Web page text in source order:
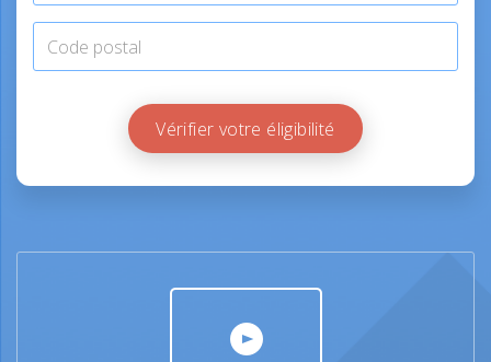
Vérifier votre éligibilité